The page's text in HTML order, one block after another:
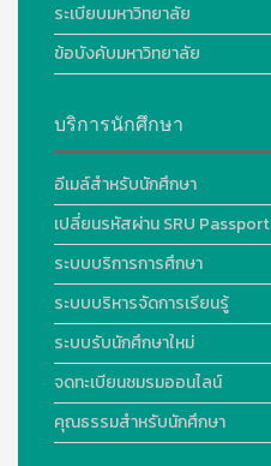
ระเบียบมหาวิทยาลัย
ข้อบังคับมหาวิทยาลัย
บริการนักศึกษา
อีเมล์สำหรับนักศึกษา
เปลี่ยนรหัสผ่าน SRU Passport
ระบบบริการการศึกษา
ระบบบริหารจัดการเรียนรู้
ระบบรับนักศึกษาใหม่
จดทะเบียนชมรมออนไลน์
คุณธรรมสำหรับนักศึกษา